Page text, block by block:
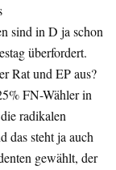
sind in D ja schon
überfordert.
Rat und EP aus?
FN-Wähler in
radikalen
das steht ja auch
gewählt, der